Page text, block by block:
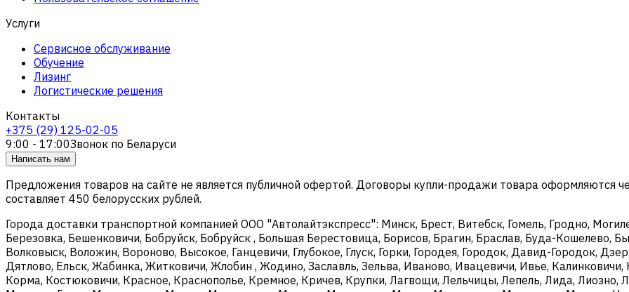
Услуги
Сервисное обслуживание
Обучение
Лизинг
Логистические решения
Контакты
+375 (29) 125-02-05
9:00 - 17:00Звонок по Беларуси
Написать нам
Предложения товаров на сайте не является публичной офертой. Договоры купли-продажи товара оформляются
составляет 450 белорусских рублей.
Города доставки транспортной компанией ООО "Автолайтэкспресс": Минск, Брест, Витебск, Гомель, Гродно,
Березовка, Бешенковичи, Бобруйск, Бобруйск , Большая Берестовица, Борисов, Брагин, Браслав, Буда-Кошелево,
Волковыск, Воложин, Вороново, Высокое, Ганцевичи, Глубокое, Глуск, Горки, Городея, Городок, Давид-Городок,
Дятлово, Ельск, Жабинка, Житковичи, Жлобин , Жодино, Заславль, Зельва, Иваново, Ивацевичи, Ивье,
Корма, Костюковичи, Красное, Краснополье, Кремное, Кричев, Крупки, Лагвощи, Лельчицы, Лепель, Лида, Лиозно,